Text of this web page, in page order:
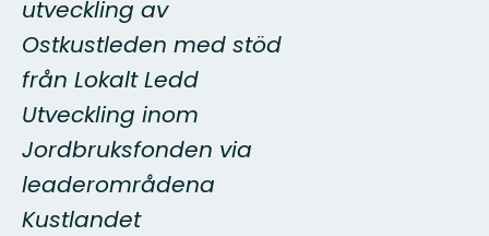
utveckling av
Ostkustleden med stöd
från Lokalt Ledd
Utveckling inom
Jordbruksfonden via
leaderområdena
Kustlandet